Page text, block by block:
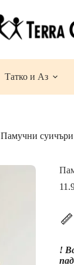
Татко и Аз
Памучни
!